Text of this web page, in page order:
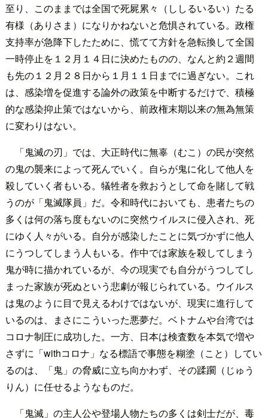
至り、このままでは全国で死屍累々（ししるいるい）たる
有様（ありさま）になりかねないと危惧されている。政権
支持率が急降下したために、慌てて方針を急転換して全国
一時停止を１２月１４日に決めたものの、なんと約２週間
も先の１２月２８日から１月１１日までに過ぎない。これ
は、感染増を促進する論外の政策を中断するだけで、積極
的な感染抑止策ではないから、前政権末期以来の無為無策
に変わりはない。
「鬼滅の刃」では、大正時代に無辜（むこ）の民が突然
の鬼の襲来によって死んでいく。自らが鬼に化して他人を
殺していく者もいる。犠牲者を救おうとして命を賭して戦
うのが「鬼滅隊員」だ。令和時代においても、患者たちの
多くは何の落ち度もないのに突然ウイルスに侵入され、死
にゆく人々がいる。自分が感染したことに気づかずに他人
にうつしてしまう人もいる。作中では家族を殺してしまう
鬼が時に描かれているが、今の現実でも自分がうつしてし
まった家族が死ぬという悲劇が報じられている。ウイルス
は鬼のように目で見えるわけではないが、現実に進行して
いるのは、まさにこういった悪夢だ。ベトナムや台湾では
コロナ制圧に成功した。一方、日本は検査数を本気で増や
さずに「withコロナ」なる標語で事態を糊塗（こと）してい
るのは、「鬼」の脅威に立ち向かわず、その蹂躙（じゅう
りん）に任せるようなものだ。
「鬼滅」の主人公や登場人物たちの多くは剣士だが、毒